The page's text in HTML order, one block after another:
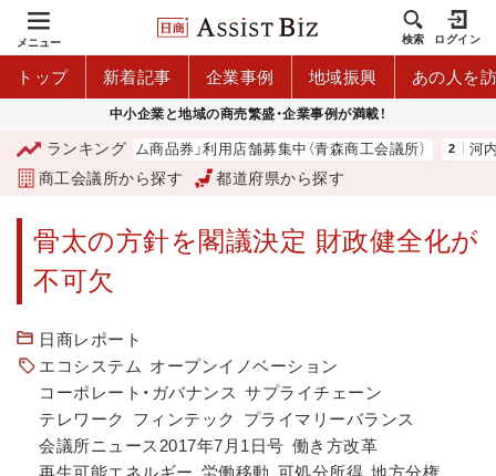
メニュー 検索 ログイン
トップ 新着記事 企業事例 地域振興 あの人を
中小企業と地域の商売繁盛・企業事例が満載！
ランキング
市プレミアム商品券」利用店舗募集中（青森商工会議所） 河内 大和
商工会議所から探す 都道府県から探す
骨太の方針を閣議決定 財政健全化が
不可欠
日商レポート
エコシステム オープンイノベーション
コーポレート・ガバナンス サプライチェーン
テレワーク
フィンテック
プライマリーバランス
会議所ニュース2017年7月1日号 働き方改革
再生可能エネルギー 労働移動 可処分所得 地方分権